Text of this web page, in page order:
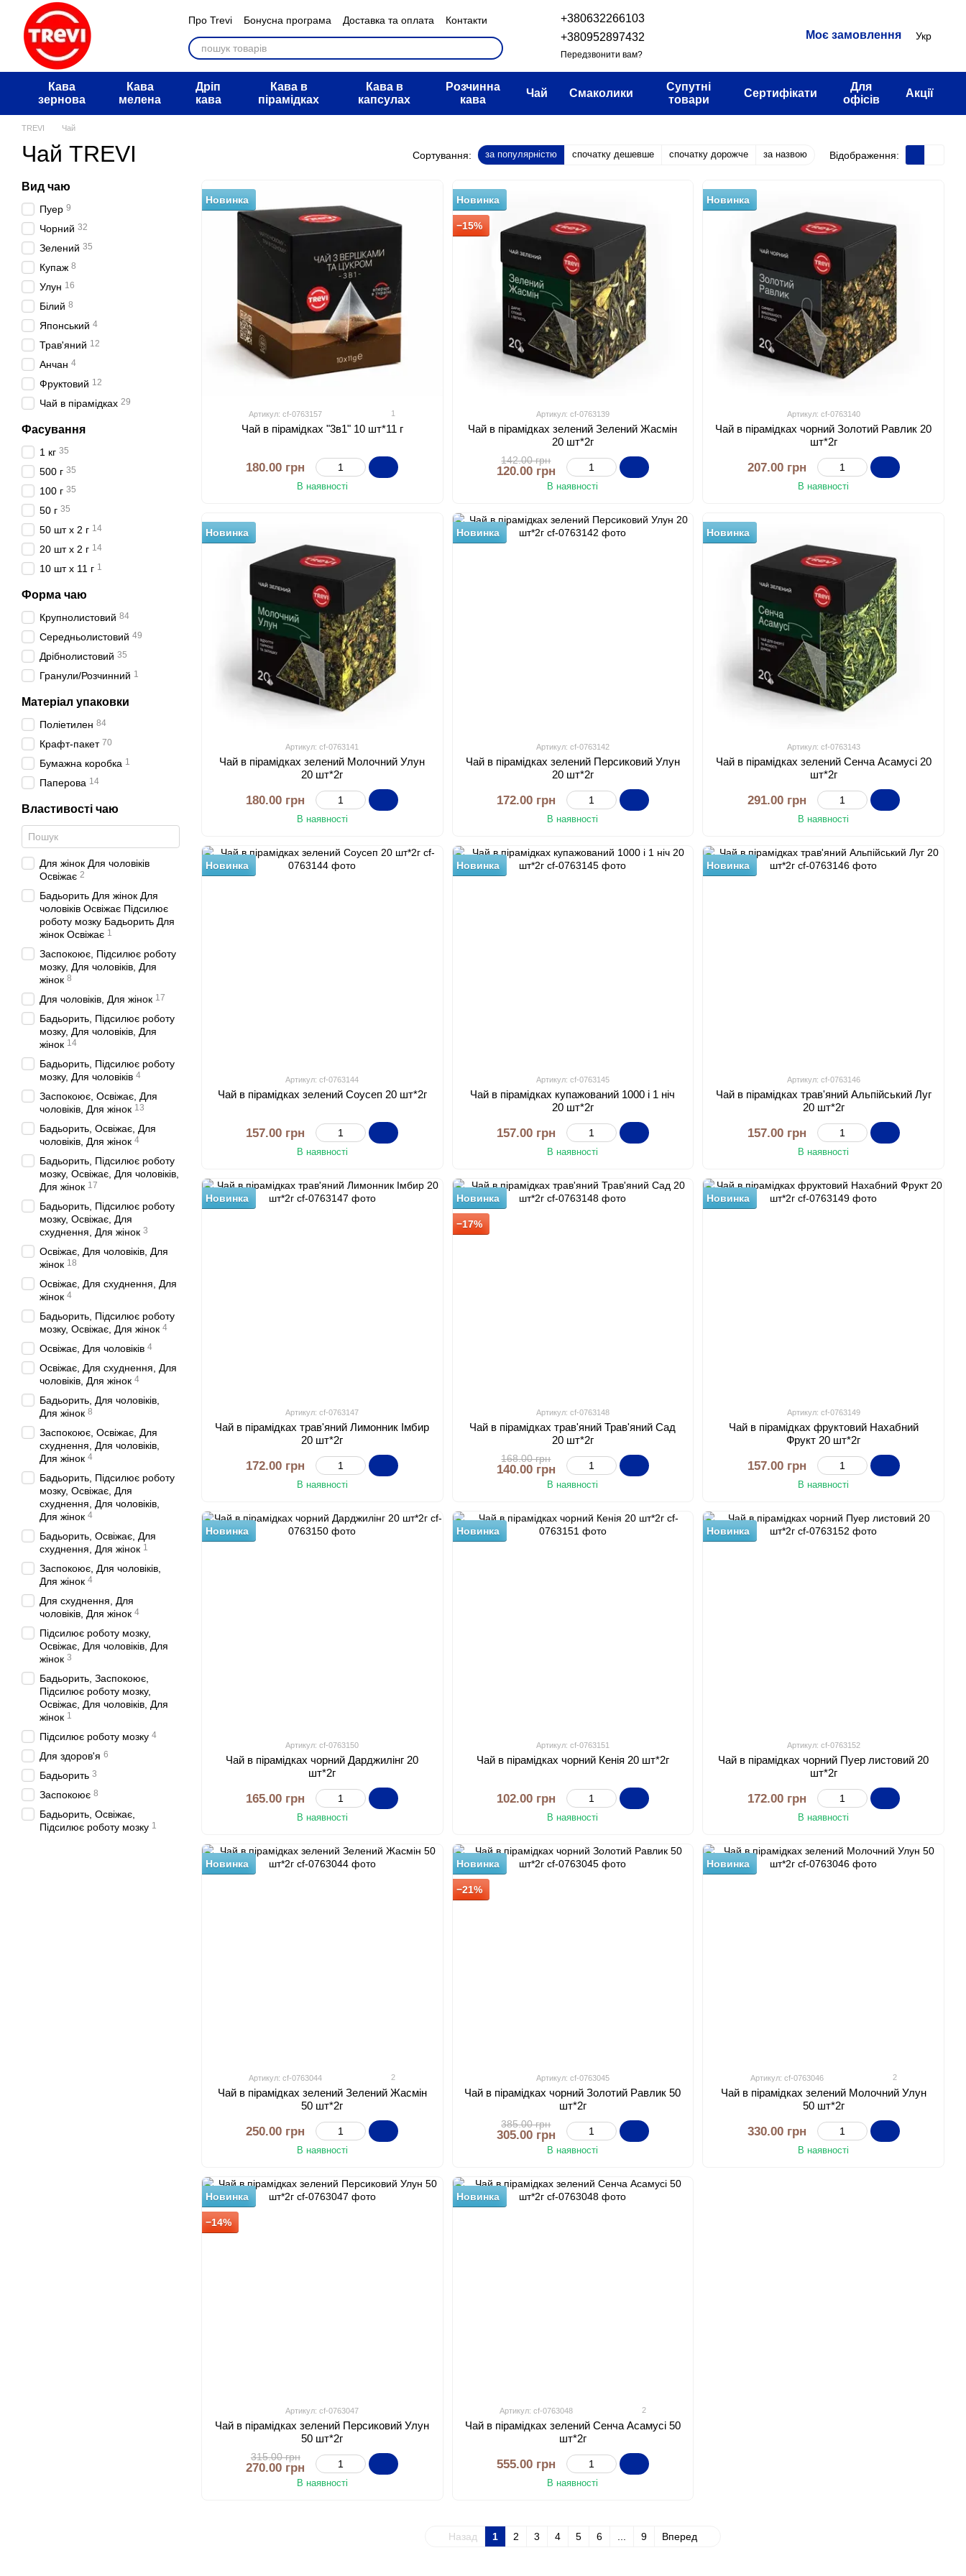
Перейти к основному контенту
Про Trevi Бонусна програма Доставка та оплата
Контакти
Мегарозіграш АТБ
Обмін та повернення
Питання та відповіді
+380632266103
+380952897432
Передзвонити вам?
Моє замовлення Укр
Кава
зернова
Кава
мелена
Дріп
кава
Кава в
пірамідках
Кава в
капсулах
Розчинна
кава
Чай Смаколики
Супутні
товари
Сертифікати
Для
офісів
Акції
TREVI Чай
Чай TREVI Сортування: за популярністю спочатку дешевше спочатку дорожче за назвою Відображення:
Новинка
Артикул: cf-0763157 1
Чай в пірамідках "3в1" 10 шт*11 г
180.00 грн
В наявності
Новинка
−15%
Артикул: cf-0763139
Чай в пірамідках зелений Зелений Жасмін
20 шт*2г
142.00 грн
120.00 грн
В наявності
Новинка
Артикул: cf-0763140
Чай в пірамідках чорний Золотий Равлик 20
шт*2г
207.00 грн
В наявності
Новинка
Артикул: cf-0763141
Чай в пірамідках зелений Молочний Улун
20 шт*2г
180.00 грн
В наявності
Новинка
Артикул: cf-0763142
Чай в пірамідках зелений Персиковий Улун
20 шт*2г
172.00 грн
В наявності
Новинка
Артикул: cf-0763143
Чай в пірамідках зелений Сенча Асамусі 20
шт*2г
291.00 грн
В наявності
Новинка
Артикул: cf-0763144
Чай в пірамідках зелений Соусеп 20 шт*2г
157.00 грн
В наявності
Новинка
Артикул: cf-0763145
Чай в пірамідках купажований 1000 і 1 ніч
20 шт*2г
157.00 грн
В наявності
Новинка
Артикул: cf-0763146
Чай в пірамідках трав'яний Альпійський Луг
20 шт*2г
157.00 грн
В наявності
Новинка
Артикул: cf-0763147
Чай в пірамідках трав'яний Лимонник Імбир
20 шт*2г
172.00 грн
В наявності
Новинка
−17%
Артикул: cf-0763148
Чай в пірамідках трав'яний Трав'яний Сад
20 шт*2г
168.00 грн
140.00 грн
В наявності
Новинка
Артикул: cf-0763149
Чай в пірамідках фруктовий Нахабний
Фрукт 20 шт*2г
157.00 грн
В наявності
Новинка
Артикул: cf-0763150
Чай в пірамідках чорний Дарджилінг 20
шт*2г
165.00 грн
В наявності
Новинка
Артикул: cf-0763151
Чай в пірамідках чорний Кенія 20 шт*2г
102.00 грн
В наявності
Новинка
Артикул: cf-0763152
Чай в пірамідках чорний Пуер листовий 20
шт*2г
172.00 грн
В наявності
Новинка
Артикул: cf-0763044 2
Чай в пірамідках зелений Зелений Жасмін
50 шт*2г
250.00 грн
В наявності
Новинка
−21%
Артикул: cf-0763045
Чай в пірамідках чорний Золотий Равлик 50
шт*2г
385.00 грн
305.00 грн
В наявності
Новинка
Артикул: cf-0763046 2
Чай в пірамідках зелений Молочний Улун
50 шт*2г
330.00 грн
В наявності
Новинка
−14%
Артикул: cf-0763047
Чай в пірамідках зелений Персиковий Улун
50 шт*2г
315.00 грн
270.00 грн
В наявності
Новинка
Артикул: cf-0763048 2
Чай в пірамідках зелений Сенча Асамусі 50
шт*2г
555.00 грн
В наявності
Назад 1 2 3 4 5 6 9 Вперед
Вид чаю
Пуер 9
Чорний 32
Зелений 35
Купаж 8
Улун 16
Білий 8
Японський 4
Трав'яний 12
Анчан 4
Фруктовий 12
Чай в пірамідках 29
Фасування
1 кг 35
500 г 35
100 г 35
50 г 35
50 шт х 2 г 14
20 шт x 2 г 14
10 шт x 11 г 1
Форма чаю
Крупнолистовий 84
Середньолистовий 49
Дрібнолистовий 35
Гранули/Розчинний 1
Матеріал упаковки
Поліетилен 84
Крафт-пакет 70
Бумажна коробка 1
Паперова 14
Властивості чаю
Для жінок Для чоловіків
Освіжає 2
Бадьорить Для жінок Для
чоловіків Освіжає Підсилює
роботу мозку Бадьорить Для
жінок Освіжає 1
Заспокоює, Підсилює роботу
мозку, Для чоловіків, Для
жінок 8
Для чоловіків, Для жінок 17
Бадьорить, Підсилює роботу
мозку, Для чоловіків, Для
жінок 14
Бадьорить, Підсилює роботу
мозку, Для чоловіків 4
Заспокоює, Освіжає, Для
чоловіків, Для жінок 13
Бадьорить, Освіжає, Для
чоловіків, Для жінок 4
Бадьорить, Підсилює роботу
мозку, Освіжає, Для чоловіків,
Для жінок 17
Бадьорить, Підсилює роботу
мозку, Освіжає, Для
схуднення, Для жінок 3
Освіжає, Для чоловіків, Для
жінок 18
Освіжає, Для схуднення, Для
жінок 4
Бадьорить, Підсилює роботу
мозку, Освіжає, Для жінок 4
Освіжає, Для чоловіків 4
Освіжає, Для схуднення, Для
чоловіків, Для жінок 4
Бадьорить, Для чоловіків,
Для жінок 8
Заспокоює, Освіжає, Для
схуднення, Для чоловіків,
Для жінок 4
Бадьорить, Підсилює роботу
мозку, Освіжає, Для
схуднення, Для чоловіків,
Для жінок 4
Бадьорить, Освіжає, Для
схуднення, Для жінок 1
Заспокоює, Для чоловіків,
Для жінок 4
Для схуднення, Для
чоловіків, Для жінок 4
Підсилює роботу мозку,
Освіжає, Для чоловіків, Для
жінок 3
Бадьорить, Заспокоює,
Підсилює роботу мозку,
Освіжає, Для чоловіків, Для
жінок 1
Підсилює роботу мозку 4
Для здоров'я 6
Бадьорить 3
Заспокоює 8
Бадьорить, Освіжає,
Підсилює роботу мозку 1